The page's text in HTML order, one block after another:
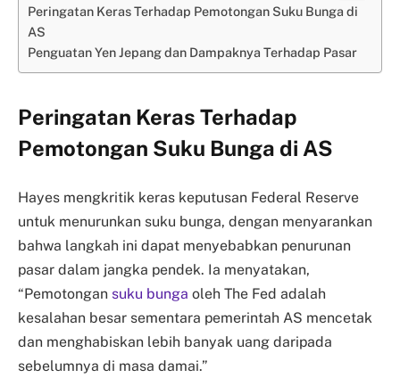
Peringatan Keras Terhadap Pemotongan Suku Bunga di
AS
Penguatan Yen Jepang dan Dampaknya Terhadap Pasar
Peringatan Keras Terhadap
Pemotongan Suku Bunga di AS
Hayes mengkritik keras keputusan Federal Reserve
untuk menurunkan suku bunga, dengan menyarankan
bahwa langkah ini dapat menyebabkan penurunan
pasar dalam jangka pendek. Ia menyatakan,
“Pemotongan suku bunga oleh The Fed adalah
kesalahan besar sementara pemerintah AS mencetak
dan menghabiskan lebih banyak uang daripada
sebelumnya di masa damai.”